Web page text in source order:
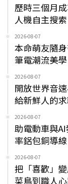
歷時三個月
人機自主搜索
2026-08-07
本命萌友隨
筆電潮流美學
2026-08-07
開放世界音
給新鮮人的
2026-08-07
助電動車與
率鋁包銅導線
2026-08-07
把「喜歡」
菜鳥到職人